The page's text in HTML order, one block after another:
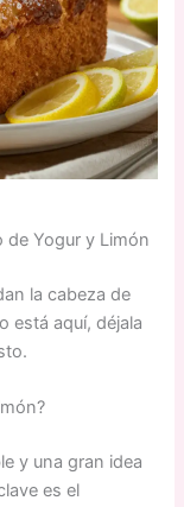
de Yogur y Limón
la cabeza de
está aquí, déjala
y una gran idea
es el